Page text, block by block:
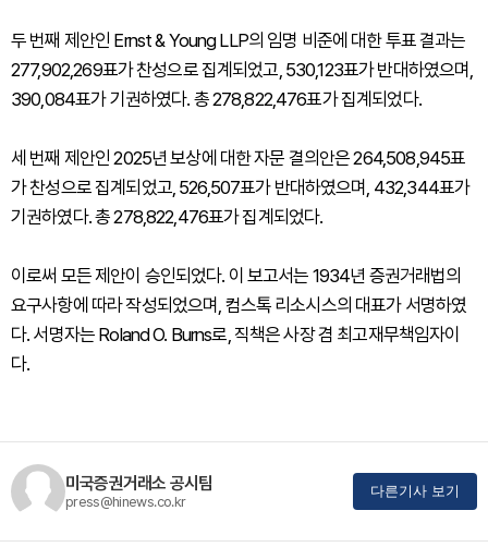
두 번째 제안인 Ernst & Young LLP의 임명 비준에 대한 투표 결과는
277,902,269표가 찬성으로 집계되었고, 530,123표가 반대하였으며,
390,084표가 기권하였다. 총 278,822,476표가 집계되었다.
세 번째 제안인 2025년 보상에 대한 자문 결의안은 264,508,945표
가 찬성으로 집계되었고, 526,507표가 반대하였으며, 432,344표가
기권하였다. 총 278,822,476표가 집계되었다.
이로써 모든 제안이 승인되었다. 이 보고서는 1934년 증권거래법의
요구사항에 따라 작성되었으며, 컴스톡 리소시스의 대표가 서명하였
다. 서명자는 Roland O. Burns로, 직책은 사장 겸 최고재무책임자이
다.
미국증권거래소 공시팀
press@hinews.co.kr
다른기사 보기